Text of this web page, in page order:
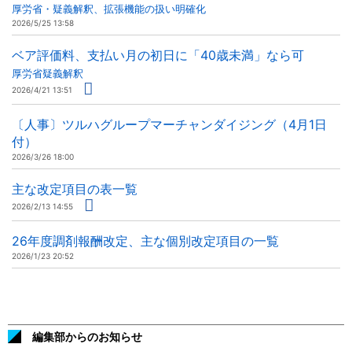
厚労省・疑義解釈、拡張機能の扱い明確化
2026/5/25 13:58
ベア評価料、支払い月の初日に「40歳未満」なら可
厚労省疑義解釈
2026/4/21 13:51
〔人事〕ツルハグループマーチャンダイジング（4月1日
付）
2026/3/26 18:00
主な改定項目の表一覧
2026/2/13 14:55
26年度調剤報酬改定、主な個別改定項目の一覧
2026/1/23 20:52
編集部からのお知らせ